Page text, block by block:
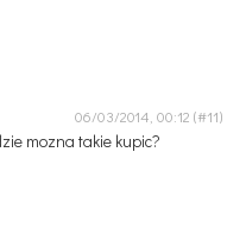
06/03/2014, 00:12
mozna takie kupic?